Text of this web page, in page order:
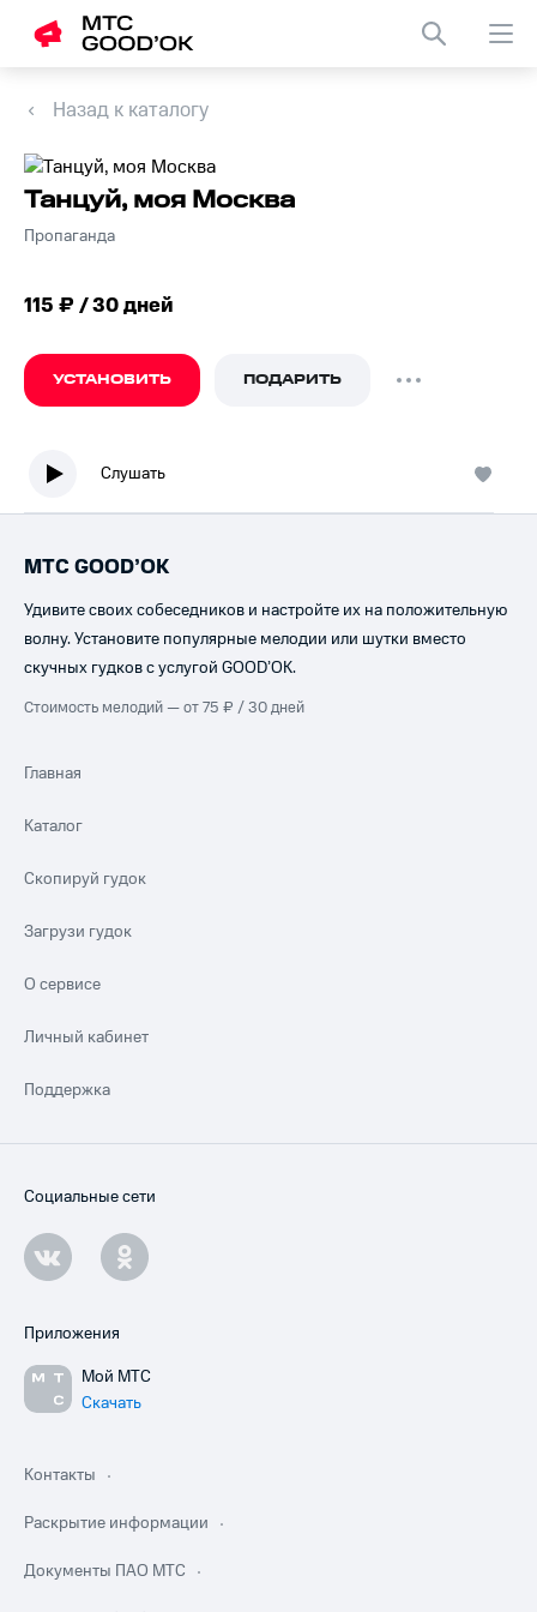
Назад к каталогу
Танцуй, моя Москва
Пропаганда
115 ₽ / 30 дней
УСТАНОВИТЬ ПОДАРИТЬ
Слушать
МТС GOOD’OK
Удивите своих собеседников и настройте их на положительную
волну. Установите популярные мелодии или шутки вместо
скучных гудков с услугой GOOD’OK.
Стоимость мелодий — от 75 ₽ / 30 дней
Главная
Каталог
Скопируй гудок
Загрузи гудок
О сервисе
Личный кабинет
Поддержка
Социальные сети
Приложения
Мой МТС
Скачать
Контакты
Раскрытие информации
Документы ПАО МТС